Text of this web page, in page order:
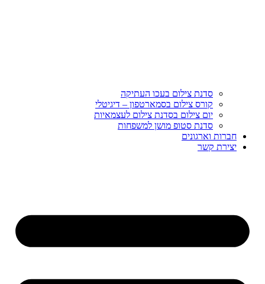
סדנת צילום בעכו העתיקה
קורס צילום בסמארטפון – דיגיטלי
יום צילום בסדנת צילום לעצמאיות
סדנת סטופ מושן למשפחות
חברות וארגונים
יצירת קשר